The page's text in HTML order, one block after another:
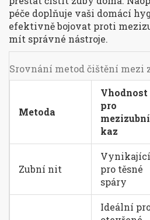
péče doplňuje vaši domácí
efektivně bojovat proti
mít správné nástroje.
Srovnání metod čištění mezi
Metoda
Vhodnost
pro
mezizubní
kaz
Zubní nit
Vynikající
pro těsné
spáry
Ideální